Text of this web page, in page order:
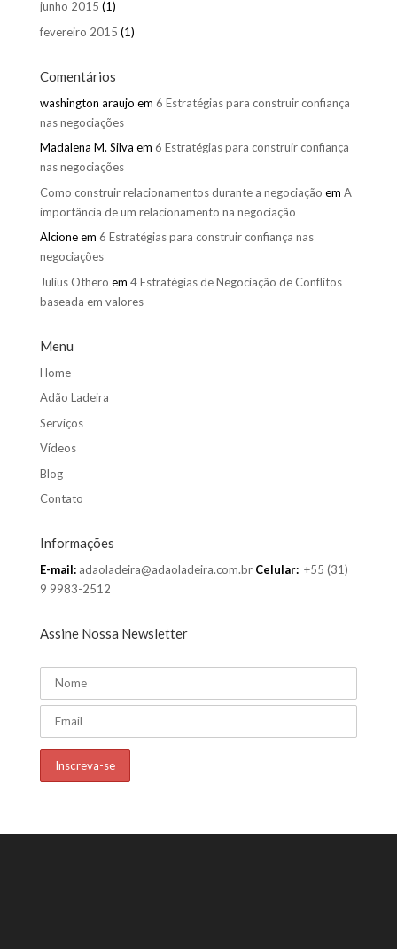
junho 2015 (1)
fevereiro 2015 (1)
Comentários
washington araujo em 6 Estratégias para construir confiança
nas negociações
Madalena M. Silva em 6 Estratégias para construir confiança
nas negociações
Como construir relacionamentos durante a negociação em A
importância de um relacionamento na negociação
Alcioneem 6 Estratégias para construir confiança nas
negociações
Julius Othero em 4 Estratégias de Negociação de Conflitos
baseada em valores
Menu
Home
Adão Ladeira
Serviços
Vídeos
Blog
Contato
Informações
E-mail: adaoladeira@adaoladeira.com.br Celular: +55 (31)
9 9983-2512
Assine Nossa Newsletter